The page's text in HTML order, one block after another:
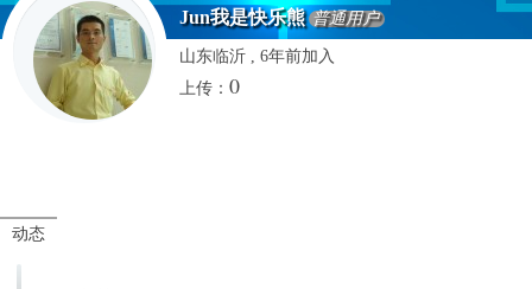
Jun我是快乐熊 普通用户
山东临沂 , 6年前加入
上传： 0
动态